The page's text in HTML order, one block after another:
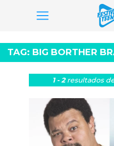
para
o
conteúdo
TAG: BIG BORTHER
1 - 2resultados